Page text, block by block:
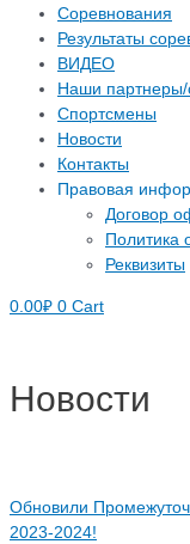
Соревнования
Результаты
ВИДЕО
Наши
Спортсмены
Новости
Контакты
Правовая
Договор
Политика
Реквизиты
0.00₽ 0 Cart
Новости
Обновили
2023-2024!